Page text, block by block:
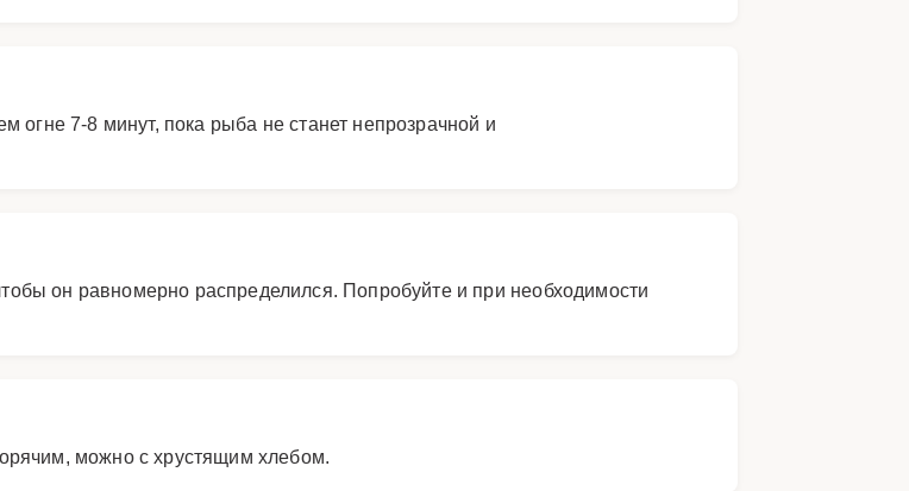
огне 7-8 минут, пока рыба не станет непрозрачной и
он равномерно распределился. Попробуйте и при необходимости
можно с хрустящим хлебом.